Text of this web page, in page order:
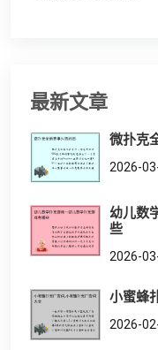
最新文章
微扑克
2026-
幼儿数
些
2026-
小蜜蜂
2026-